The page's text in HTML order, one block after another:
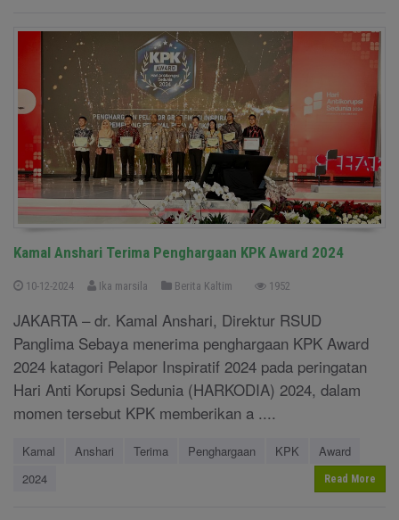
Kamal Anshari Terima Penghargaan KPK Award 2024
10-12-2024 Ika marsila Berita Kaltim 1952
JAKARTA – dr. Kamal Anshari, Direktur RSUD
Panglima Sebaya menerima penghargaan KPK Award
2024 katagori Pelapor Inspiratif 2024 pada peringatan
Hari Anti Korupsi Sedunia (HARKODIA) 2024, dalam
momen tersebut KPK memberikan a ....
Kamal Anshari Terima Penghargaan KPK
Award
2024
Read More